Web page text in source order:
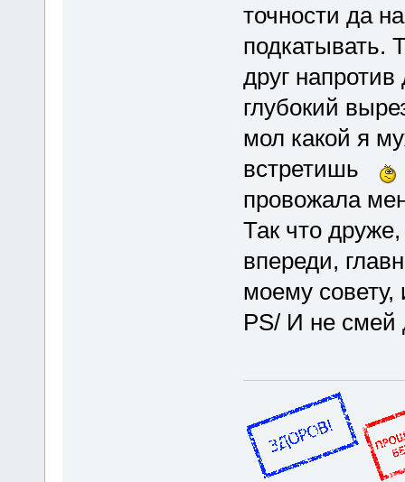
точности да
подкатывать.
друг
глубокий
мол какой я
встретишь
провожала
Так что
впереди,
моему
PS/ И не